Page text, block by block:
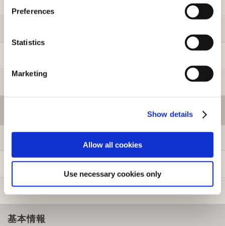
Preferences
Statistics
Marketing
Show details
Allow all cookies
Use necessary cookies only
新規会員登録
基本情報